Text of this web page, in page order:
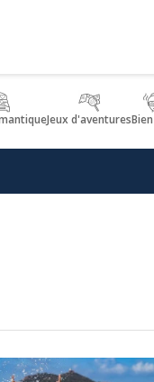
Jeux d'aventures